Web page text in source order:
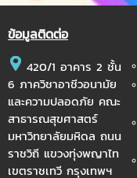
ข้อมูลติดต่อ
420/1 อาคาร 2 ชั้น
6 ภาควิชาอาชีวอนามัย
และความปลอดภัย คณะ
สาธารณสุขศาสตร์
มหาวิทยาลัยมหิดล ถนน
ราชวิถี แขวงทุ่งพญาไท
เขตราชเทวี กรุงเทพฯ